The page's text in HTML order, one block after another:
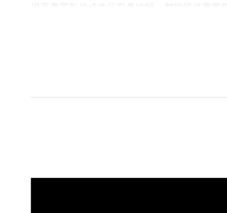
攝高畫質影片或進行影像編輯，都能提供專